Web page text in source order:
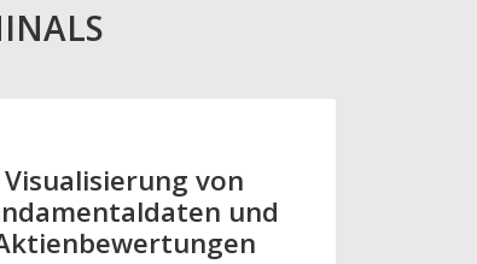
Visualisierung von
und